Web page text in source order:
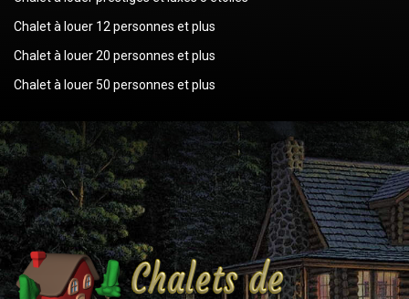
Chalet à louer 12 personnes et plus
Chalet à louer 20 personnes et plus
Chalet à louer 50 personnes et plus